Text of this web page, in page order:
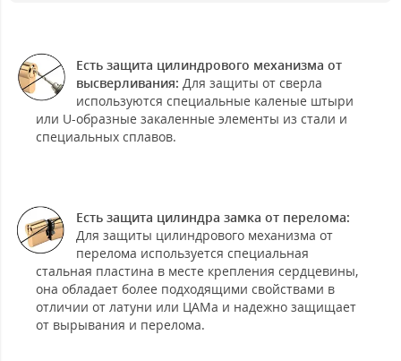
Есть защита цилиндрового механизма от
высверливания: Для защиты от сверла
используются специальные каленые штыри
или U-образные закаленные элементы из стали и
специальных сплавов.
Есть защита цилиндра замка от перелома:
Для защиты цилиндрового механизма от
перелома используется специальная
стальная пластина в месте крепления сердцевины,
она обладает более подходящими свойствами в
отличии от латуни или ЦАМа и надежно защищает
от вырывания и перелома.